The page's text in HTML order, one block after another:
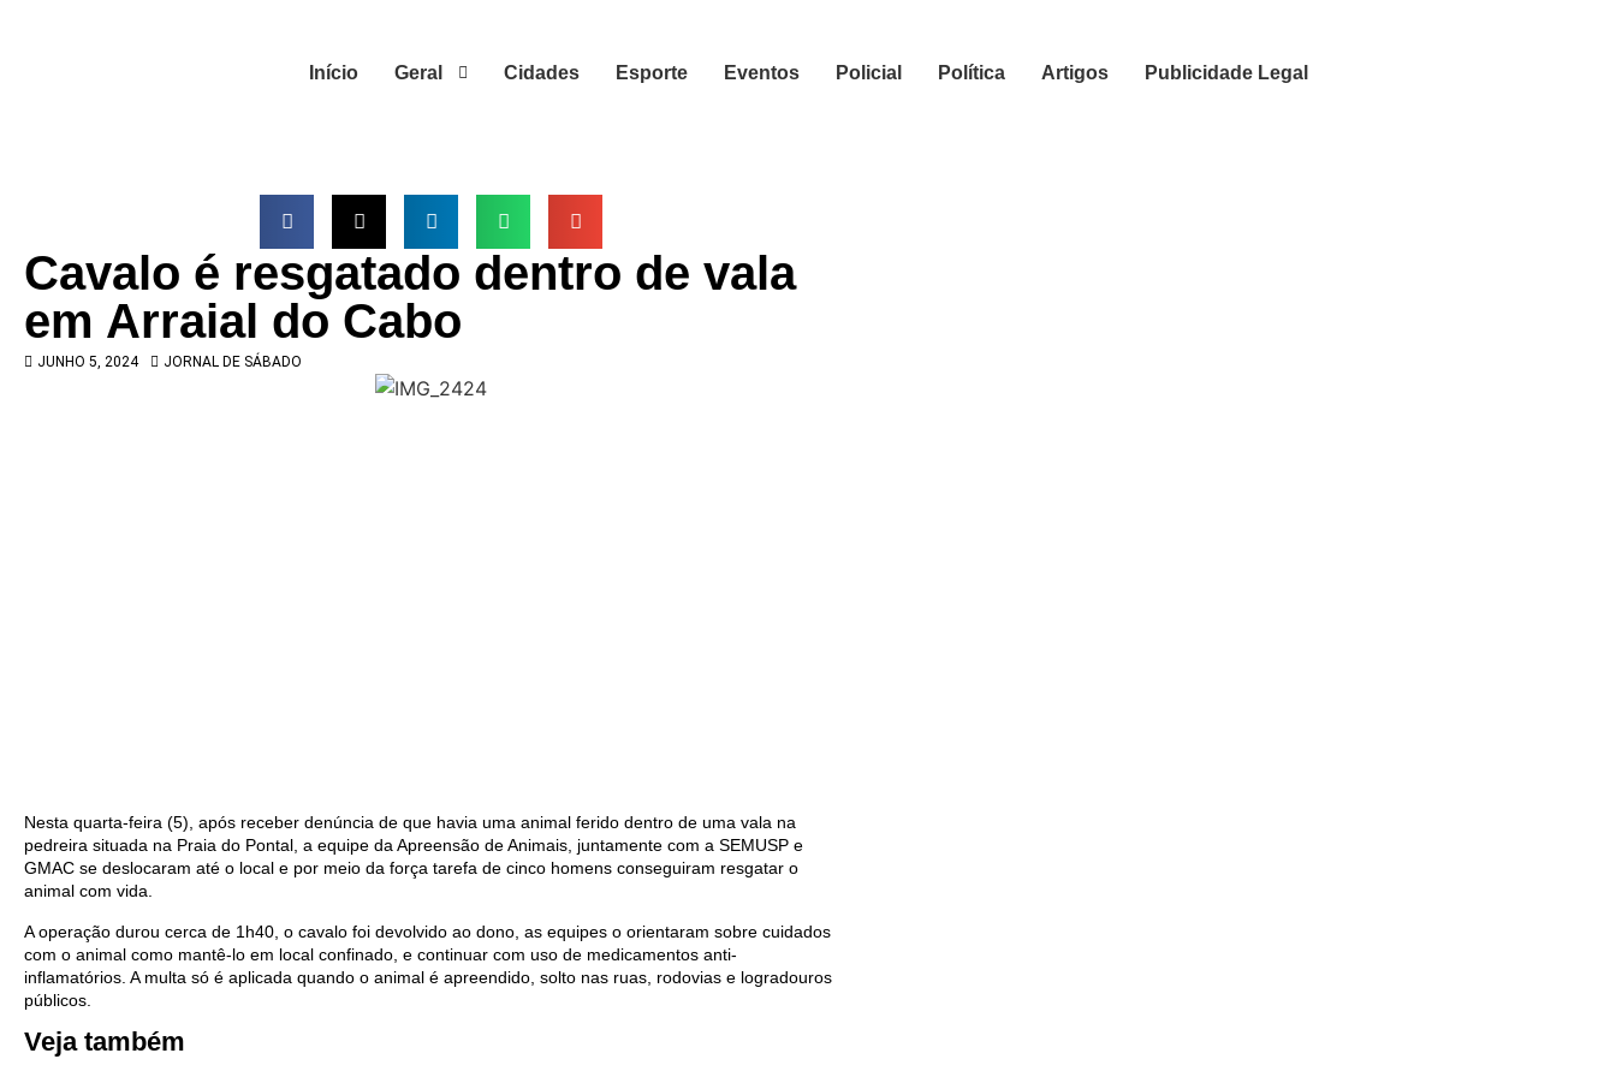
Início Geral Cidades Esporte Eventos Policial Política Artigos Publicidade Legal
Cavalo é resgatado dentro de vala
em Arraial do Cabo
JUNHO 5, 2024 JORNAL DE SÁBADO
Nesta quarta-feira (5), após receber denúncia de que havia uma animal ferido dentro de uma vala na
pedreira situada na Praia do Pontal, a equipe da Apreensão de Animais, juntamente com a SEMUSP e
GMAC se deslocaram até o local e por meio da força tarefa de cinco homens conseguiram resgatar o
animal com vida.
A operação durou cerca de 1h40, o cavalo foi devolvido ao dono, as equipes o orientaram sobre cuidados
com o animal como mantê-lo em local confinado, e continuar com uso de medicamentos anti-
inflamatórios. A multa só é aplicada quando o animal é apreendido, solto nas ruas, rodovias e logradouros
públicos.
Veja também